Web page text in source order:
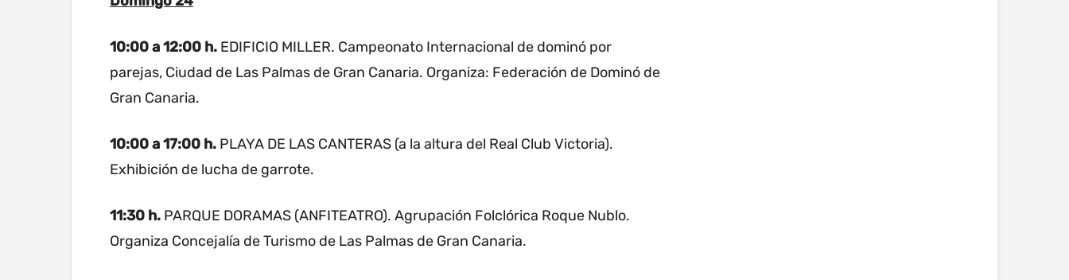
10:00 a 12:00 h. EDIFICIO MILLER. Campeonato Internacional de dominó por
parejas, Ciudad de Las Palmas de Gran Canaria. Organiza: Federación de Dominó de
Gran Canaria.
10:00 a 17:00 h. PLAYA DE LAS CANTERAS (a la altura del Real Club Victoria).
Exhibición de lucha de garrote.
11:30 h. PARQUE DORAMAS (ANFITEATRO). Agrupación Folclórica Roque Nublo.
Organiza Concejalía de Turismo de Las Palmas de Gran Canaria.